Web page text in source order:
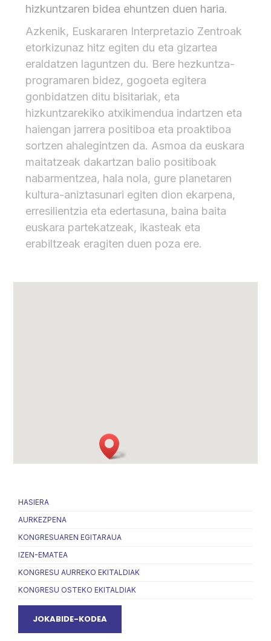
hizkuntzaren bidea ehuntzen duen haria.
Azkenik, Euskararen Interpretazio Zentroak
etorkizunaz hitz egiten du eta gizartea
eraldatzen laguntzen du. Bere hezkuntza-
programaren bidez, gogoeta egitera
gonbidatzen ditu bisitariak, eta
hizkuntzarekiko atxikimendua indartzen eta
haiengan jarrera positiboa eta proaktiboa
sortzen ahalegintzen da. Asmoa da euskara
maitatzeak dakartzan balio positiboak
nabarmentzea, hala nola, gure planetaren
kultura-aniztasunari egiten dion ekarpena,
erresilientzia eta edertasuna, baina baita
euskara partekatzeak, ikasteak eta
erabiltzeak eragiten duen poza ere.
HASIERA
AURKEZPENA
KONGRESUAREN EGITARAUA
IZEN-EMATEA
KONGRESU AURREKO EKITALDIAK
KONGRESU OSTEKO EKITALDIAK
JOKABIDE-KODEA